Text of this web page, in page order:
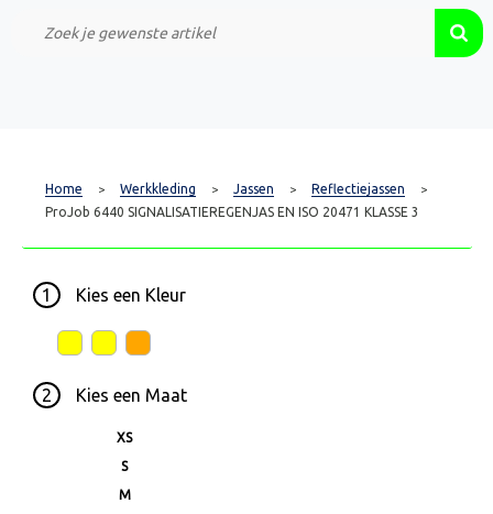
Custom Made Projecten
Home > Werkkleding > Jassen > Reflectiejassen >
ProJob 6440 SIGNALISATIEREGENJAS EN ISO 20471 KLASSE 3
1 Kies een Kleur
2 Kies een Maat
XS
S
M